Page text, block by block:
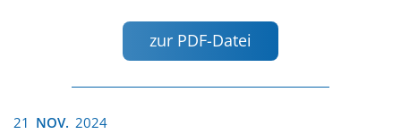
zur PDF-Datei
21 NOV. 2024